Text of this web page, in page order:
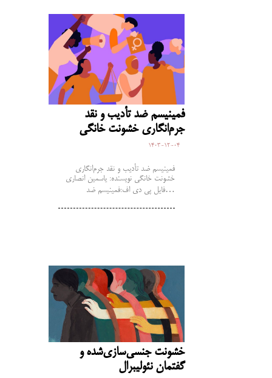
فمینیسم ضد‌ تأدیب و نقد
جرم‌انگاری خشونت خانگی
1403-12-04
فمینیسم ضد‌ تأدیب و نقد جرم‌انگاری
خشونت خانگی نویسنده: یاسمین انصاری
فایل پی دی اف:فمینیسم ضد‌…
خشونت جنسی‌سازی‌شده و
گفتمان نئولیبرال